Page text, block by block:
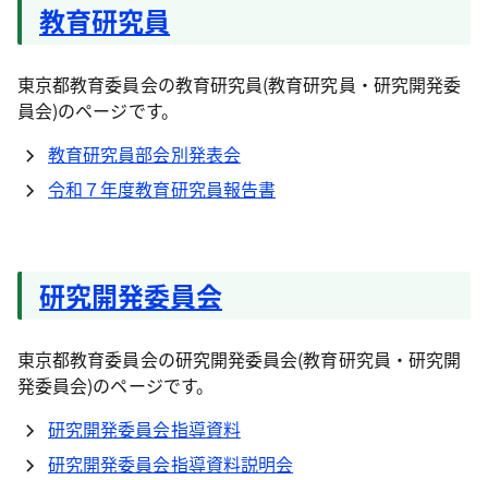
教育研究員
東京都教育委員会の教育研究員(教育研究員・研究開発委
員会)のページです。
教育研究員部会別発表会
令和７年度教育研究員報告書
研究開発委員会
東京都教育委員会の研究開発委員会(教育研究員・研究開
発委員会)のページです。
研究開発委員会指導資料
研究開発委員会指導資料説明会